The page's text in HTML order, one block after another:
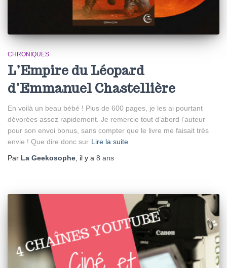
CHRONIQUES
L’Empire du Léopard
d’Emmanuel Chastellière
En voilà un beau bébé ! Plus de 600 pages, je les ai pourtant
dévorées assez rapidement. Je remercie tout d’abord l’auteur
pour son envoi bonus, sans compter que le livre me faisait très
envie ! Que dire donc sur Lire la suite
Par La Geekosophe , il y a 8 ans